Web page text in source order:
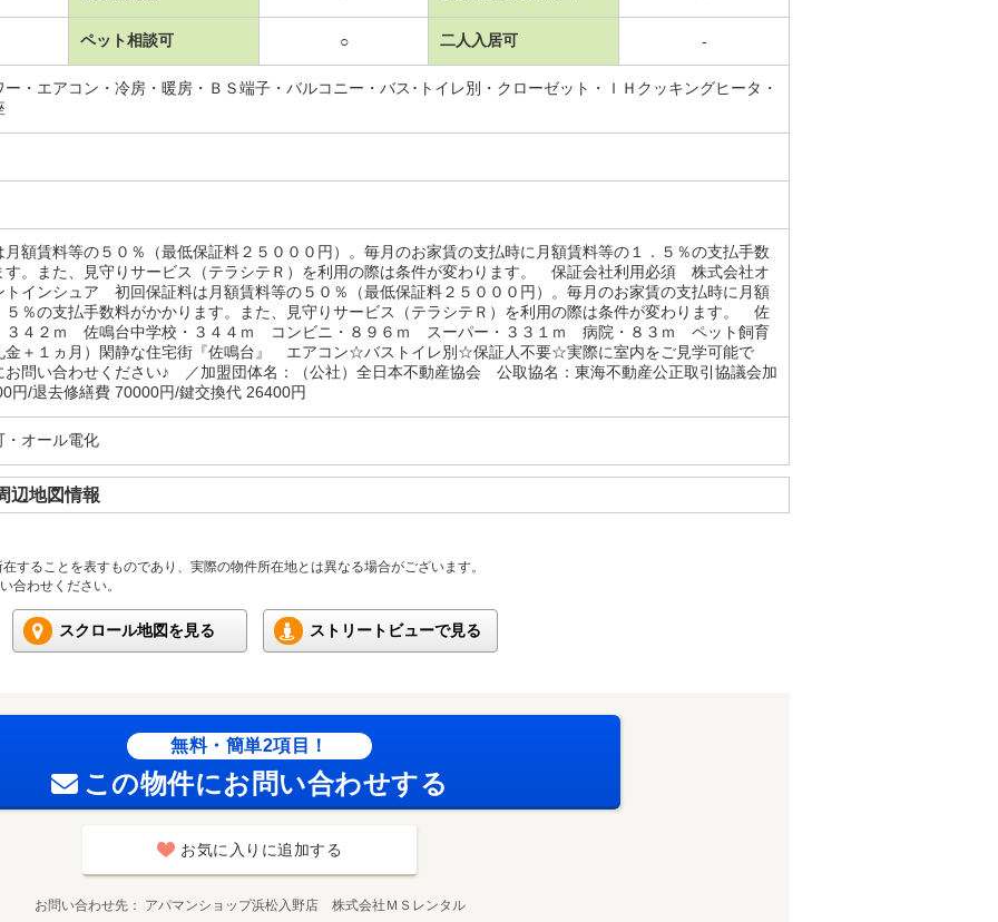
ペット相談可 ○ 二人入居可 -
ー・エアコン・冷房・暖房・ＢＳ端子・バルコニー・バス･トイレ別・クローゼット・ＩＨクッキングヒータ・
月額賃料等の５０％（最低保証料２５０００円）。毎月のお家賃の支払時に月額賃料等の１．５％の支払手数
す。また、見守りサービス（テラシテＲ）を利用の際は条件が変わります。 保証会社利用必須 株式会社オ
トインシュア 初回保証料は月額賃料等の５０％（最低保証料２５０００円）。毎月のお家賃の支払時に月額
５％の支払手数料がかかります。また、見守りサービス（テラシテＲ）を利用の際は条件が変わります。 佐
３４２ｍ 佐鳴台中学校・３４４ｍ コンビニ・８９６ｍ スーパー・３３１ｍ 病院・８３ｍ ペット飼育
＋１ヵ月）閑静な住宅街『佐鳴台』 エアコン☆バストイレ別☆保証人不要☆実際に室内をご見学可能で
お問い合わせください♪ ／加盟団体名：（公社）全日本不動産協会 公取協名：東海不動産公正取引協議会加
円/退去修繕費 70000円/鍵交換代 26400円
・オール電化
辺地図情報
することを表すものであり、実際の物件所在地とは異なる場合がございます。
合わせください。
スクロール地図を見る ストリートビューで見る
無料・簡単2項目！
この物件にお問い合わせする
お気に入りに追加する
お問い合わせ先 アパマンショップ浜松入野店 株式会社ＭＳレンタル